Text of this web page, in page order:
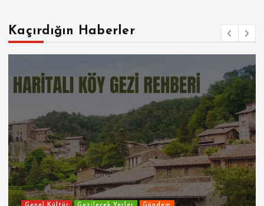
Kaçırdığın Haberler
Amasya Ankara Aydın
Bingöl
Bitlis Bolu Burdur Bursa Çanakkale Çankırı Çorum
Erzincan
Erzurum Eskişehir Gaziantep Genel Kültür
Gezilecek Yerler Giresun Gümüşhane Gündem Hakkari
Hatay İstanbul Kahramanmaraş
Karaman Kastamonu Kayseri Kilis
Kırıkkale Kırklareli Kırşehir Kocaeli Konya Kütahya
Malatya Manisa Mardin Mersin Muğla Muş
Nevşehir Niğde Ordu Osmaniye Rize Sakarya
Samsun Şanlıurfa Sinop Sivas Şırnak
Tekirdağ Tokat Tunceli Van Yalova